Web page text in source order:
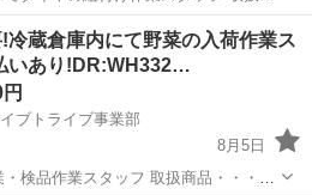
倉庫 年齢層 ・・・18～50くらいま
8:30～18:30 ◆すぐに面接出来る!履歴
倉庫 スタッフ
冷蔵倉庫内にて野菜の入荷作業ス
いあり!DR:WH332…
ブトライブ事業部
8月5日
検品作業スタッフ 取扱商品・・・野